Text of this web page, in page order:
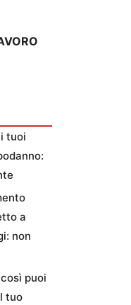
tuoi
a
non
puoi
tuo